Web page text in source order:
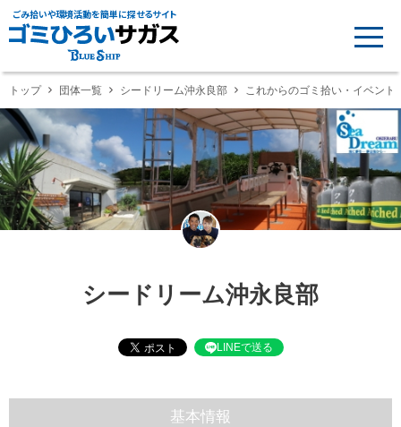
ごみ拾いや環境活動を簡単に探せるサイト
トップ 団体一覧 シードリーム沖永良部 これからのゴミ拾い・イベント
シードリーム沖永良部
LINEで送る
基本情報